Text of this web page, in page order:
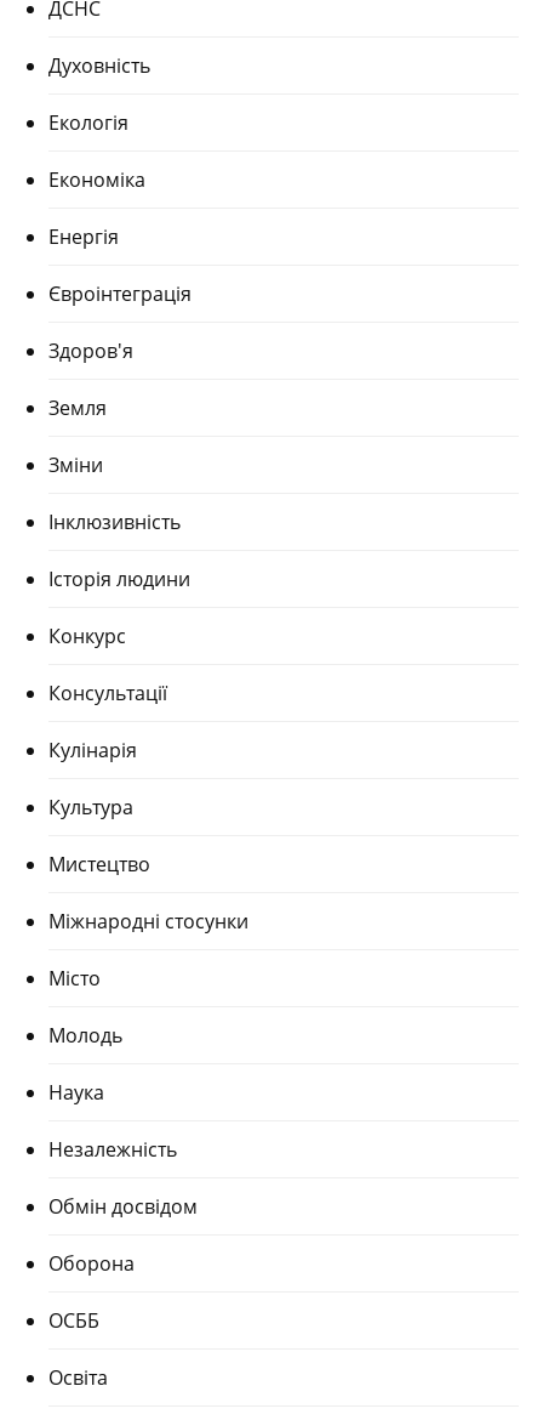
ДСНС
Духовність
Екологія
Економіка
Енергія
Євроінтеграція
Здоров'я
Земля
Зміни
Інклюзивність
Історія людини
Конкурс
Консультації
Кулінарія
Культура
Мистецтво
Міжнародні стосунки
Місто
Молодь
Наука
Незалежність
Обмін досвідом
Оборона
ОСББ
Освіта